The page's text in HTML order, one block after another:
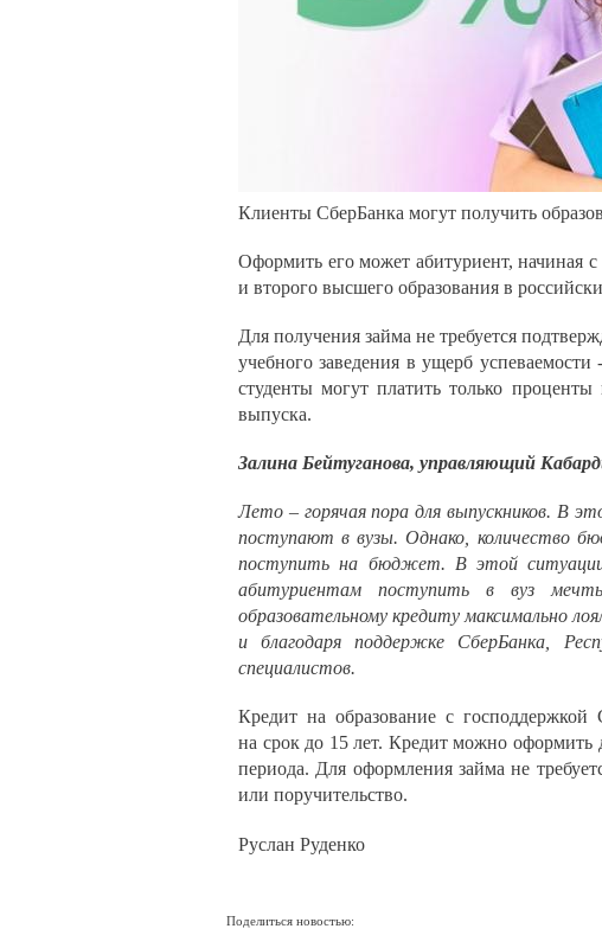
Клиенты СберБанка могут получить
Оформить его может абитуриент, начиная с
и второго высшего образования в
Для получения займа не требуется
учебного заведения в ущерб
студенты могут платить только
выпуска.
Залина Бейтуганова, управляющий
Лето – горячая пора для выпускников. В
поступают в вузы. Однако, количество
поступить на бюджет. В этой
абитуриентам поступить в вуз
образовательному кредиту максимально
и благодаря поддержке СберБанка,
специалистов.
Кредит на образование с
на срок до 15 лет. Кредит можно оформить
периода. Для оформления займа не
или поручительство.
Руслан Руденко
Поделиться новостью: